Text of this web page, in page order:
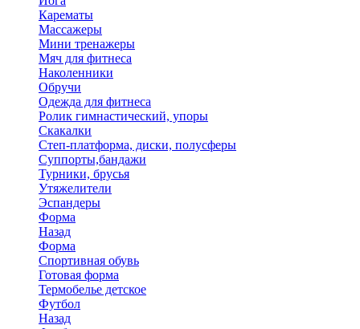
Карематы
Массажеры
Мини тренажеры
Мяч для фитнеса
Наколенники
Обручи
Одежда для фитнеса
Ролик гимнастический, упоры
Скакалки
Степ-платформа, диски, полусферы
Суппорты,бандажи
Турники, брусья
Утяжелители
Эспандеры
Форма
Назад
Форма
Спортивная обувь
Готовая форма
Термобелье детское
Футбол
Назад